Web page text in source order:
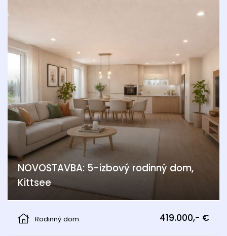
NOVOSTAVBA: 5-izbový rodinný dom,
Kittsee
Rodinný dom
419.000,- €